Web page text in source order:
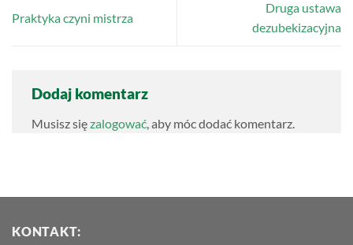
Praktyka czyni mistrza
Druga ustawa
dezubekizacyjna
Dodaj komentarz
Musisz sięzalogować, aby móc dodać komentarz.
KONTAKT: